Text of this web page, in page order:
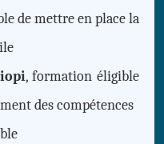
de mettre en place la
, formation éligible
des compétences